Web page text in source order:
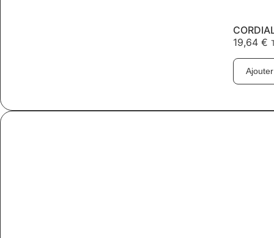
19,64 €